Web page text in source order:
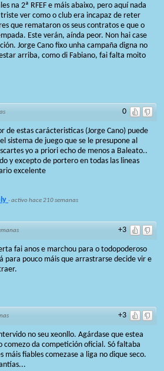
na 2ª RFEF e máis abaixo, pero aquí nada
ver como o club era incapaz de reter
que remataron os seus contratos e que o
Este verán, aínda peor. Non hai case
Jorge Cano fixo unha campaña digna no
arriba, como di Fabiano, fai falta moito
0
de estas carácteristicas (Jorge Cano) puede
sistema de juego que se le presupone al
yo a priori echo de menos a Baleato..
y excepto de portero en todas las lineas
excelente
·activo hace 210 semanas
+3
fai anos e marchou para o todopoderoso
para pouco máis que arrastrarse decide vir e
+3
no seu xeonllo. Agárdase que estea
comezo da competición oficial. Só faltaba
máis fiables comezase a liga no dique seco.